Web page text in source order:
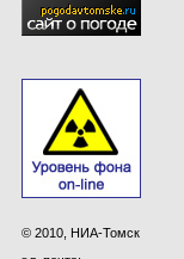
© 2010, НИА-Томск